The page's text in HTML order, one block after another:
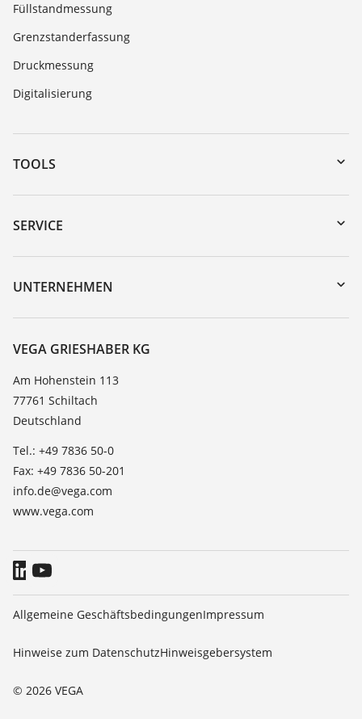
Füllstandmessung
Grenzstanderfassung
Druckmessung
Digitalisierung
TOOLS
Download-Center
Gerätesuche (Seriennummer)
DTM Collection/PACTware
SERVICE
Geräterücksendung
Trainings
Beständigkeitsliste
TeamViewer
UNTERNEHMEN
Karriere
Über VEGA
Kontakt
News
Blog
VEGA GRIESHABER KG
Am Hohenstein 113
77761 Schiltach
Deutschland
Tel.: +49 7836 50-0
Fax: +49 7836 50-201
info.de@vega.com
www.vega.com
© 2026 VEGA
Allgemeine GeschäftsbedingungenImpressum
Hinweise zum DatenschutzHinweisgebersystem